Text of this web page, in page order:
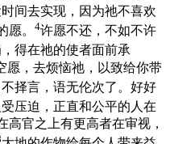
间去实现，因为祂不喜欢
愿。 4许愿不还，不如不许
得在祂的使者面前承
愿，去烦恼祂，以致给你带
择言，语无伦次了。好好
压迫，正直和公平的人在
官之上有更高者在审视，